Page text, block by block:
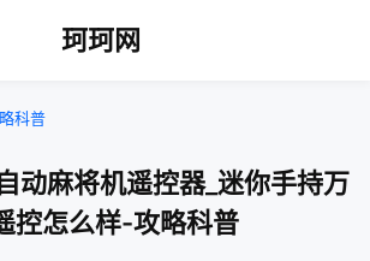
珂珂网
科普
动麻将机遥控器_迷你手持万
控怎么样-攻略科普